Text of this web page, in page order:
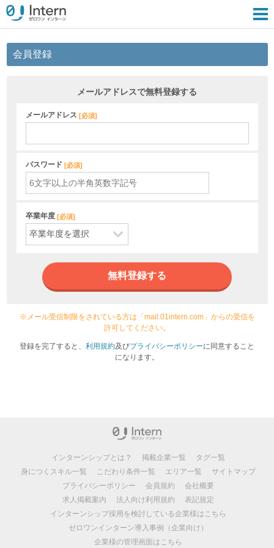
会員登録
メールアドレスで無料登録する
メールアドレス [必須]
パスワード [必須]
卒業年度 [必須]
無料登録する
※メール受信制限をされている方は「mail.01intern.com」からの受信を
許可してください。
登録を完了すると、 利用規約及びプライバシーポリシーに同意すること
になります。
インターンシップとは？ 掲載企業一覧
タグ一覧
身につくスキル一覧
こだわり条件一覧 エリア一覧
サイトマップ
プライバシーポリシー
会員規約
会社概要
求人掲載案内
法人向け利用規約
表記規定
インターンシップ採用を検討している企業様はこちら
ゼロワンインターン導入事例（企業向け）
企業様の管理画面はこちら